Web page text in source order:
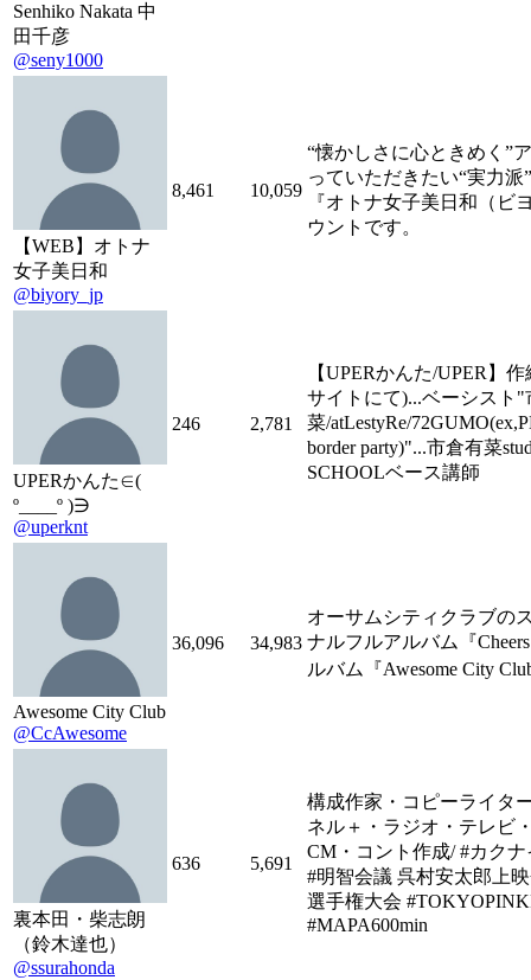
Senhiko Nakata 中
田千彦
@seny1000
【WEB】オトナ
女子美日和
@biyory_jp
8,461 10,059
“懐かしさに心ときめく”
っていただきたい“実力
『オトナ女子美日和（ビ
ウントです。
UPERかんた∈(
º____º )∋
@uperknt
246 2,781
【UPERかんた/UPER】
サイトにて)...ベーシスト"
菜/atLestyRe/
border party)"...市倉有菜
SCHOOLベース講師
Awesome City Club
@CcAwesome
36,096 34,983
オーサムシティクラブの
ナルフルアルバム『
ルバム『Awesome City
裏本田・柴志朗
（鈴木達也）
@ssurahonda
636 5,691
構成作家・コピーライタ
ネル＋・ラジオ・テレビ
CM・コント作成/ #カク
#明智会議 呉村安太郎上
選手権大会
#MAPA600min